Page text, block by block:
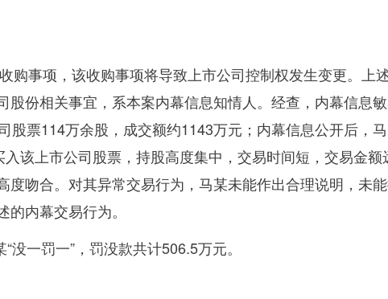
事项，该收购事项将导致上市公司控制权发生变更。上
份相关事宜，系本案内幕信息知情人。经查，内幕信息
股票114万余股，成交额约1143万元；内幕信息公开后，
该上市公司股票，持股高度集中，交易时间短，交易金
吻合。对其异常交易行为，马某未能作出合理说明，未
内幕交易行为。
“没一罚一” ，罚没款共计506.5万元。